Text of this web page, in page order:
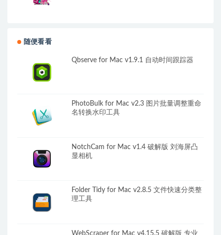
随便看看
Qbserve for Mac v1.9.1 自动时间跟踪器
PhotoBulk for Mac v2.3 图片批量调整重命
名转换水印工具
NotchCam for Mac v1.4 破解版 刘海屏凸
显相机
Folder Tidy for Mac v2.8.5 文件快速分类整
理工具
WebScraper for Mac v4.15.5 破解版 专业